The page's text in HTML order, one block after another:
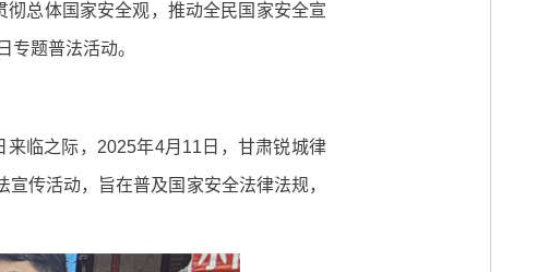
总体国家安全观，推动全民国家安全宣
题普法活动。
临之际，2025年4月11日，甘肃锐城律
传活动，旨在普及国家安全法律法规，